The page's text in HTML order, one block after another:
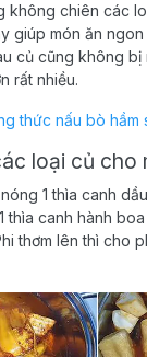
không chiên các
giúp món ăn ngon
củ cũng không
rất nhiều.
thức nấu bò hầm
loại củ cho
1 thìa canh
thìa canh hành
thơm lên thì cho